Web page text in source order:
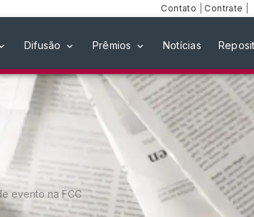
Contato Contrate
Difusão Prêmios Notícias
evento na FCC